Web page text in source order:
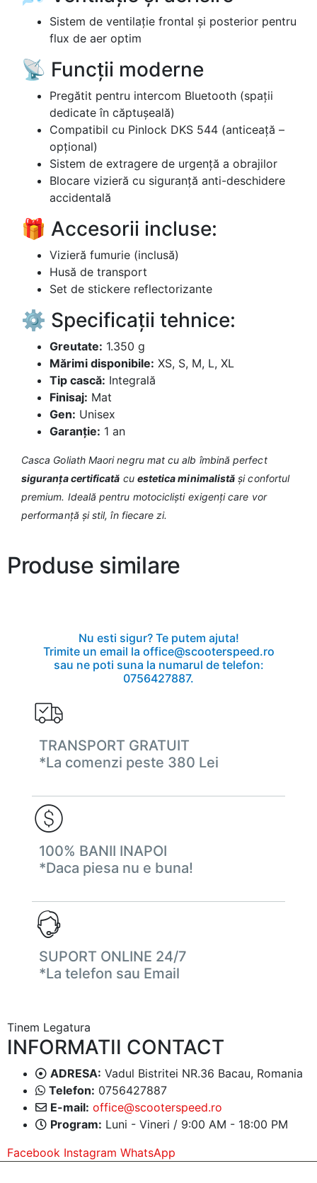
Sistem de ventilație frontal și posterior pentru
flux de aer optim
📡 Funcții moderne
Pregătit pentru intercom Bluetooth (spații
dedicate în căptușeală)
Compatibil cu Pinlock DKS 544 (anticeață –
opțional)
Sistem de extragere de urgență a obrajilor
Blocare vizieră cu siguranță anti-deschidere
accidentală
🎁 Accesorii incluse:
Vizieră fumurie (inclusă)
Husă de transport
Set de stickere reflectorizante
⚙️ Specificații tehnice:
Greutate: 1.350 g
Mărimi disponibile: XS, S, M, L, XL
Tip cască: Integrală
Finisaj: Mat
Gen: Unisex
Garanție: 1 an
Casca Goliath Maori negru mat cu alb îmbină perfect
siguranța certificată cu estetica minimalistă și confortul
premium. Ideală pentru motocicliști exigenți care vor
performanță și stil, în fiecare zi.
Produse similare
Nu esti sigur? Te putem ajuta!
Trimite un email la office@scooterspeed.ro
sau ne poti suna la numarul de telefon:
0756427887.
TRANSPORT GRATUIT
*La comenzi peste 380 Lei
100% BANII INAPOI
*Daca piesa nu e buna!
SUPORT ONLINE 24/7
*La telefon sau Email
Tinem Legatura
INFORMATII CONTACT
ADRESA: Vadul Bistritei NR.36 Bacau, Romania
Telefon: 0756427887
E-mail: office@scooterspeed.ro
Program: Luni - Vineri / 9:00 AM - 18:00 PM
Facebook Instagram WhatsApp